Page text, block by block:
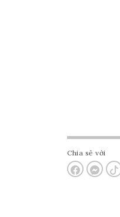
Chia sẻ với